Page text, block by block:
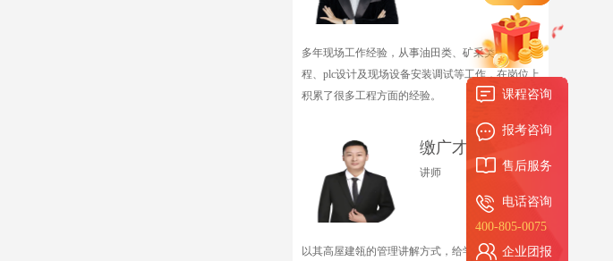
课程咨询
报考咨询
售后服务
电话咨询
400-805-0075
企业团报
多年现场工作经验，从事油田类、矿采类智能化工
程、plc设计及现场设备安装调试等工作，在岗位上
积累了很多工程方面的经验。
缴广才
讲师
以其高屋建瓴的管理讲解方式，给学生们带来了醍